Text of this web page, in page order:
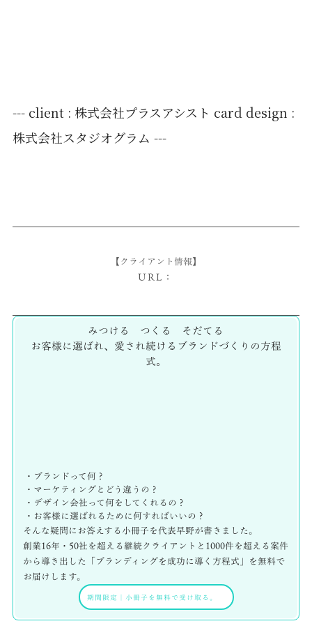
--- client : 株式会社プラスアシスト card design :
株式会社スタジオグラム ---
【クライアント情報】
URL：
みつける つくる そだてる
お客様に選ばれ、愛され続けるブランドづくりの方程
式。
・ブランドって何？
・マーケティングとどう違うの？
・デザイン会社って何をしてくれるの？
・お客様に選ばれるために何すればいいの？
そんな疑問にお答えする小冊子を代表早野が書きました。
創業16年・50社を超える継続クライアントと1000件を超える案件
から導き出した「ブランディングを成功に導く方程式」を無料で
お届けします。
期間限定 ｜ 小冊子を無料で受け取る。